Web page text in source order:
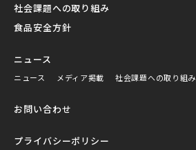
社会課題への取り組み
食品安全方針
ニュース
ニュース メディア掲載 社会課題への取り組み
お問い合わせ
プライバシーポリシー